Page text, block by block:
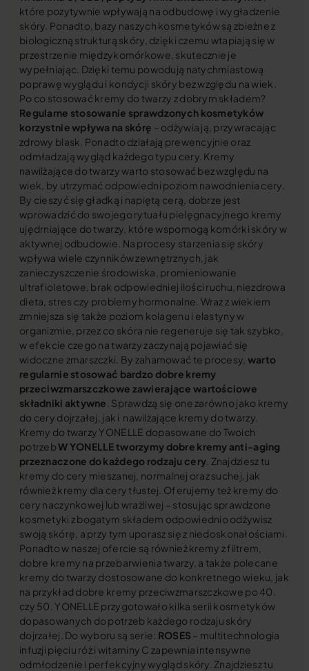
które pozytywnie wpływają na odbudowę i wygładzenie
skóry. Ponadto, bazy naszych kosmetyków są zbieżne z
biologiczną strukturą skóry, dzięki czemu wtapiają się w
przestrzenie międzykomórkowe, skutecznie je
wypełniając. Dzięki temu powodują natychmiastową
poprawę wyglądu i kondycji skóry bez względu na wiek.
Po co stosować kremy do twarzy z dobrym składem?
Regularne stosowanie sprawdzonych kosmetyków
korzystnie wpływa na skórę – odżywia ją, przywracając
zdrowy blask. Ponadto działają prewencyjnie oraz
odmładzają wygląd każdego typu cery. Kremy
nawilżające do twarzy warto stosować bez względu na
wiek, by utrzymać odpowiedni poziom nawodnienia cery.
By cieszyć się gładką i napiętą cerą, dobrze jest
wprowadzić do swojego rytuału pielęgnacyjnego kremy
ujędrniające do twarzy, które wspomogą komórki skóry w
aktywnej odbudowie. Na procesy starzenia się skóry
wpływa wiele czynników zewnętrznych, jak
zanieczyszczenie środowiska, promieniowanie
ultrafioletowe, brak odpowiedniej ilości ruchu, niezdrowa
dieta, stres czy problemy hormonalne. Wraz z wiekiem
zmniejsza się także poziom kolagenu i elastyny w
organizmie, przez co skóra nie regeneruje się tak szybko,
w efekcie czego na twarzy zaczynają pojawiać się
widoczne zmarszczki. By zahamować te procesy, warto
regularnie stosować bardzo dobre kremy
przeciwzmarszczkowe zawierające wartościowe
składniki aktywne . Sprawdzą się one zarówno jako kremy
do cery dojrzałej, jak i nawilżające kremy do twarzy.
Kremy do twarzy YONELLE dopasowane do Twoich
potrzebW YONELLE tworzymy dobre kremy anti-aging
przeznaczone do każdego rodzaju cery . Znajdziesz tu
kremy do cery mieszanej, normalnej oraz suchej, jak
również kremy dla cery tłustej. Oferujemy też kremy do
cery naczynkowej lub wrażliwej – stosując sprawdzone
kosmetyki z bogatym składem odpowiednio odżywisz
swoją skórę, a przy tym uporasz się z niedoskonałościami.
Ponadto w naszej ofercie są również kremy z filtrem,
dobre kremy na przebarwienia twarzy, a także polecane
kremy do twarzy dostosowane do konkretnego wieku, jak
na przykład dobre kremy przeciwzmarszczkowe po 40.
czy 50. YONELLE przygotowało kilka serii kosmetyków
dopasowanych do potrzeb każdego rodzaju skóry
dojrzałej. Do wyboru są serie: ROSES – multitechnologia
infuzji pięciu róż i witaminy C zapewnia intensywne
odmłodzenie i perfekcyjny wygląd skóry. Znajdziesz tu